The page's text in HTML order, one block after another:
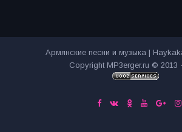
Армянские песни и музыка |
Copyright MP3erger.ru © 2013